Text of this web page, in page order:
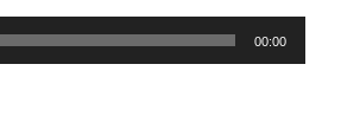
00:00